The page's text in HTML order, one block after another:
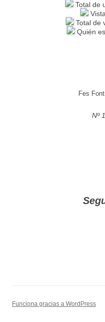
Total de
Total de
Quién
Fes
Nº
Funciona gracias a WordPress